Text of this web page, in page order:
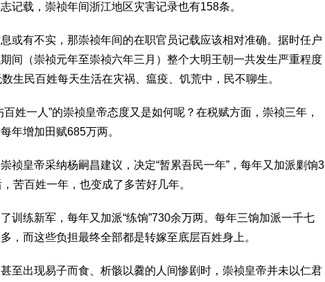
记载，崇祯年间浙江地区灾害记录也有158条。
或有不实，那崇祯年间的在职官员记载应该相对准确。据时任户
间（崇祯元年至崇祯六年三月）整个大明王朝一共发生严重程度
生民百姓每天生活在灾祸、瘟疫、饥荒中，民不聊生。
姓一人”的崇祯皇帝态度又是如何呢？在税赋方面，崇祯三年，
年增加田赋685万两。
祯皇帝采纳杨嗣昌建议，决定“暂累吾民一年”，每年又加派剿饷3
苦百姓一年，也变成了多苦好几年。
训练新军，每年又加派“练饷”730余万两。每年三饷加派一千七
，而这些负担最终全部都是转嫁至底层百姓身上。
至出现易子而食、析骸以爨的人间惨剧时，崇祯皇帝并未以仁君